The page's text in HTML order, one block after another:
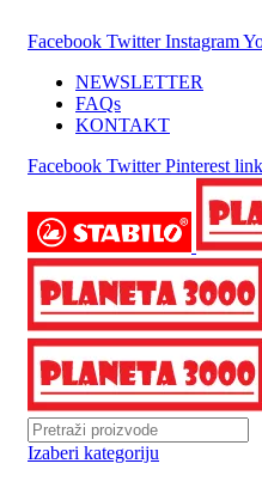
Facebook Twitter Instagram
NEWSLETTER
FAQs
KONTAKT
Facebook Twitter Pinterest
Izaberi kategoriju